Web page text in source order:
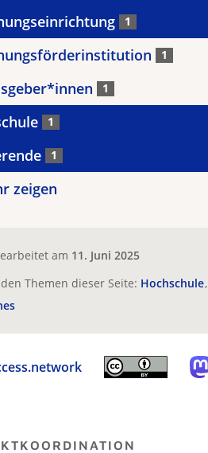
1
1
1
1
1
zeigen
am 11. Juni 2025
Themen dieser Seite: Hochschule